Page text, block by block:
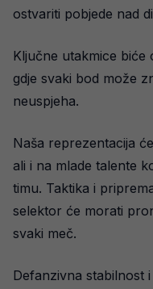
ostvariti pobjede nad
Ključne utakmice biće
gdje svaki bod može
neuspjeha.
Naša reprezentacija
ali i na mlade talente
timu. Taktika i
selektor će morati
svaki meč.
Defanzivna stabilnost